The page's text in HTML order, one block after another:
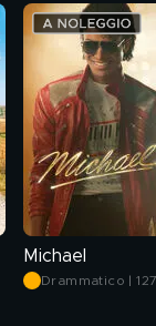
Michael
Drammatico |